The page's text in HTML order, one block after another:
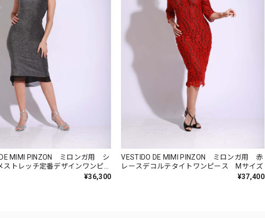
DE MIMI PINZON ミロンガ用 シ
ストレッチ定番デザインワンピー
¥36,300
VESTIDO DE MIMI PINZON ミロンガ用 赤
レースデコルテタイトワンピース Mサイズ
¥37,400